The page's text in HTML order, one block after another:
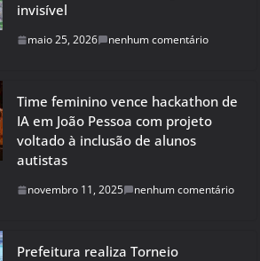
invisível
maio 25, 2026 nenhum comentário
Time feminino vence hackathon de
IA em João Pessoa com projeto
voltado à inclusão de alunos
autistas
novembro 11, 2025 nenhum comentário
Prefeitura realiza Torneio